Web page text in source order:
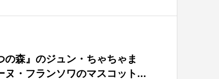
森』のジュン・ちゃちゃま
ヌ・フランソワのマスコット...